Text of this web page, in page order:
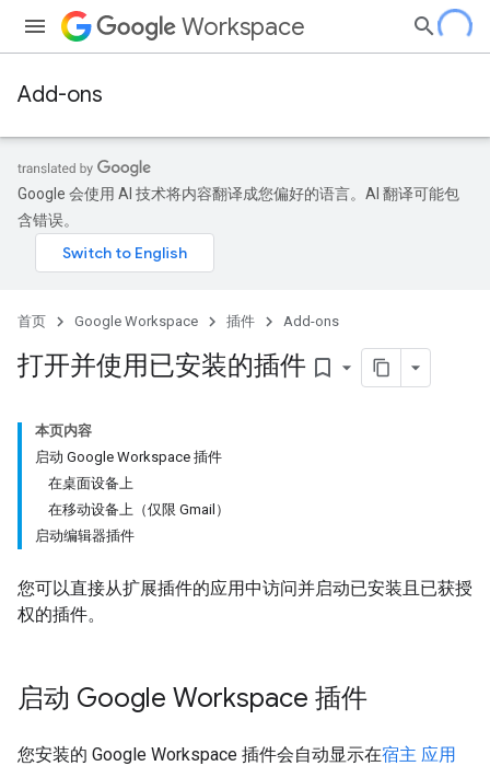
Workspace
Add-ons
Google 会使用 AI 技术将内容翻译成您偏好的语言。AI 翻译可能包
含错误。
首页 Google Workspace 插件 Add-ons
打开并使用已安装的插件 bookmark_border
本页内容
启动 Google Workspace 插件
在桌面设备上
在移动设备上（仅限 Gmail）
启动编辑器插件
您可以直接从扩展插件的应用中访问并启动已安装且已获授
权的插件。
启动 Google Workspace 插件
您安装的 Google Workspace 插件会自动显示在宿主 应用